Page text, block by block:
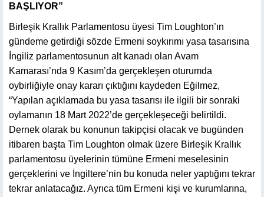
BAŞLIYOR”
Birleşik Krallık Parlamentosu üyesi Tim Loughton’ın
gündeme getirdiği sözde Ermeni soykırımı yasa tasarısına
İngiliz parlamentosunun alt kanadı olan Avam
Kamarası’nda 9 Kasım’da gerçekleşen oturumda
oybirliğiyle onay kararı çıktığını kaydeden Eğilmez,
“Yapılan açıklamada bu yasa tasarısı ile ilgili bir sonraki
oylamanın 18 Mart 2022’de gerçekleşeceği belirtildi.
Dernek olarak bu konunun takipçisi olacak ve bugünden
itibaren başta Tim Loughton olmak üzere Birleşik Krallık
parlamentosu üyelerinin tümüne Ermeni meselesinin
gerçeklerini ve İngiltere’nin bu konuda neler yaptığını tekrar
tekrar anlatacağız. Ayrıca tüm Ermeni kişi ve kurumlarına,